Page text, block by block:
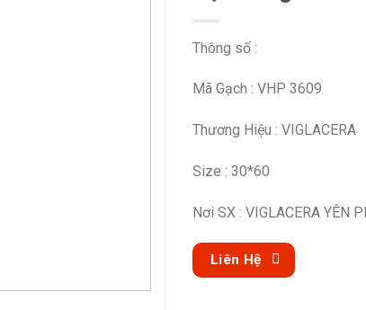
Thông số :
Mã Gạch : VHP 3609
Thương Hiệu : VIGLACERA
Size : 30*60
Nơi SX : VIGLACERA YÊN
Liên Hệ